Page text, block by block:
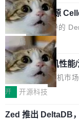
ean 表示是否可切换
色方案、深色方案——
合。方案缺了、配置
哪些组合有效，作者
者部落知识"。 换个写
变体：Switchable...
做，没什么新鲜的。
r 上把事情说清楚了：
re OS，一个带连接器
有科技公司做的一样
样。这是
那个创业公司。不同
lare Workers 上——我
——并且深度集成了 AI
计划的顶峰。 十年前
Deno 团队开源
布式 Durable
Ryan Dahl 领导的
目 Celld，一个能在
Workers 和 Durable
计思路很直接：每个
数据库，按名称寻址
存储库里。节点之间
个小型数据库，应用
局
鲁大师7月新机性能
性能、流畅双第一
新折叠缺席
2026年7月的手机市
增，手机厂商的日子
高价的三星折叠（三
开 开源科技
Zed 推出 DeltaDB